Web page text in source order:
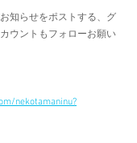
知らせをポストする、グ
ウントもフォローお願い
nekotamaninu?